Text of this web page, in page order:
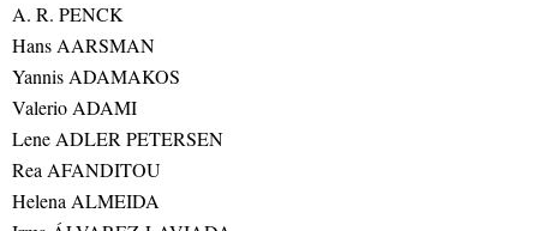
A. R. PENCK
Hans AARSMAN
Yannis ADAMAKOS
Valerio ADAMI
Lene ADLER PETERSEN
Rea AFANDITOU
Helena ALMEIDA